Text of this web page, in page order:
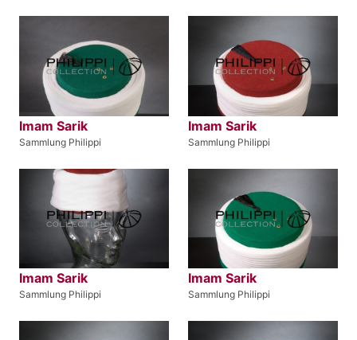
Imam Sarik
Sammlung Philippi
Imam Sarik
Sammlung Philippi
Imam Sarik
Sammlung Philippi
Imam Sarik
Sammlung Philippi